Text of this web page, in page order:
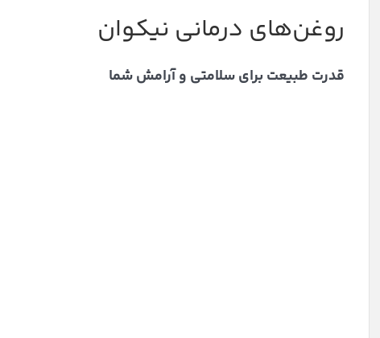
روغن‌های درمانی نیکوان
قدرت طبیعت برای سلامتی و آرامش شما